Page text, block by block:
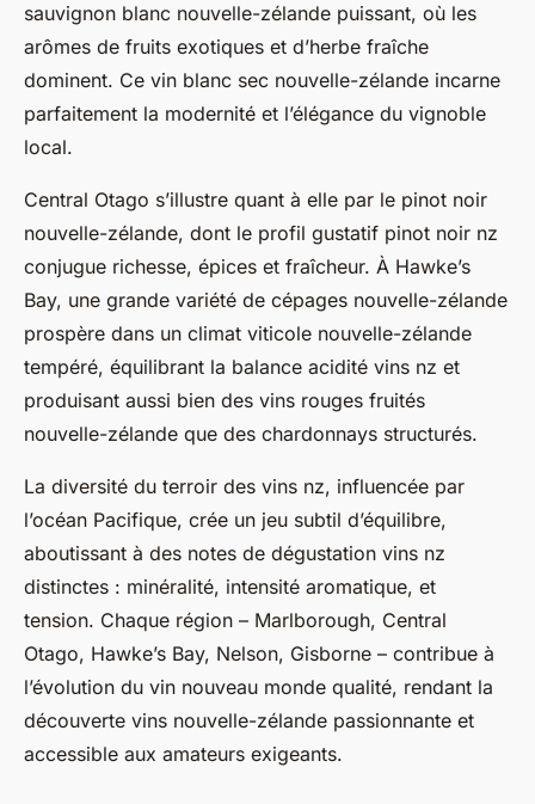
sauvignon blanc nouvelle-zélande puissant, où les
arômes de fruits exotiques et d’herbe fraîche
dominent. Ce vin blanc sec nouvelle-zélande incarne
parfaitement la modernité et l’élégance du vignoble
local.
Central Otago s’illustre quant à elle par le pinot noir
nouvelle-zélande, dont le profil gustatif pinot noir nz
conjugue richesse, épices et fraîcheur. À Hawke’s
Bay, une grande variété de cépages nouvelle-zélande
prospère dans un climat viticole nouvelle-zélande
tempéré, équilibrant la balance acidité vins nz et
produisant aussi bien des vins rouges fruités
nouvelle-zélande que des chardonnays structurés.
La diversité du terroir des vins nz, influencée par
l’océan Pacifique, crée un jeu subtil d’équilibre,
aboutissant à des notes de dégustation vins nz
distinctes : minéralité, intensité aromatique, et
tension. Chaque région – Marlborough, Central
Otago, Hawke’s Bay, Nelson, Gisborne – contribue à
l’évolution du vin nouveau monde qualité, rendant la
découverte vins nouvelle-zélande passionnante et
accessible aux amateurs exigeants.